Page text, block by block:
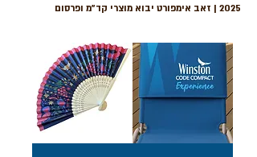
2025 | זאב אימפורט יבוא מוצרי קד"מ ופרסום